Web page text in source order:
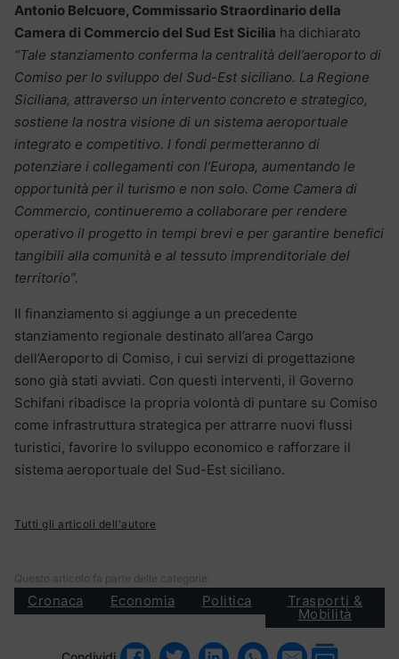
Antonio Belcuore, Commissario Straordinario della
Camera di Commercio del Sud Est Sicilia ha dichiarato
“Tale stanziamento conferma la centralità dell’aeroporto di
Comiso per lo sviluppo del Sud-Est siciliano. La Regione
Siciliana, attraverso un intervento concreto e strategico,
sostiene la nostra visione di un sistema aeroportuale
integrato e competitivo. I fondi permetteranno di
potenziare i collegamenti con l’Europa, aumentando le
opportunità per il turismo e non solo. Come Camera di
Commercio, continueremo a collaborare per rendere
operativo il progetto in tempi brevi e per garantire benefici
tangibili alla comunità e al tessuto imprenditoriale del
territorio”.
Il finanziamento si aggiunge a un precedente
stanziamento regionale destinato all’area Cargo
dell’Aeroporto di Comiso, i cui servizi di progettazione
sono già stati avviati. Con questi interventi, il Governo
Schifani ribadisce la propria volontà di puntare su Comiso
come infrastruttura strategica per attrarre nuovi flussi
turistici, favorire lo sviluppo economico e rafforzare il
sistema aeroportuale del Sud-Est siciliano.
Tutti gli articoli dell'autore
Questo articolo fa parte delle categorie:
Cronaca Economia Politica Trasporti &
Mobilità